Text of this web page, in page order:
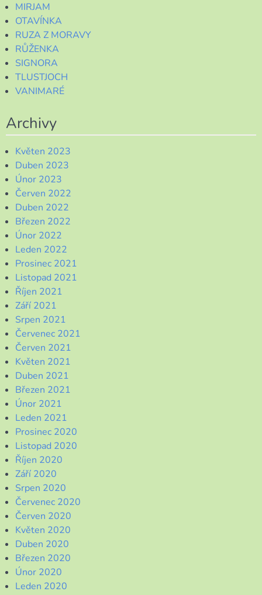
MIRJAM
OTAVÍNKA
RUZA Z MORAVY
RŮŽENKA
SIGNORA
TLUSTJOCH
VANIMARÉ
Archivy
Květen 2023
Duben 2023
Únor 2023
Červen 2022
Duben 2022
Březen 2022
Únor 2022
Leden 2022
Prosinec 2021
Listopad 2021
Říjen 2021
Září 2021
Srpen 2021
Červenec 2021
Červen 2021
Květen 2021
Duben 2021
Březen 2021
Únor 2021
Leden 2021
Prosinec 2020
Listopad 2020
Říjen 2020
Září 2020
Srpen 2020
Červenec 2020
Červen 2020
Květen 2020
Duben 2020
Březen 2020
Únor 2020
Leden 2020